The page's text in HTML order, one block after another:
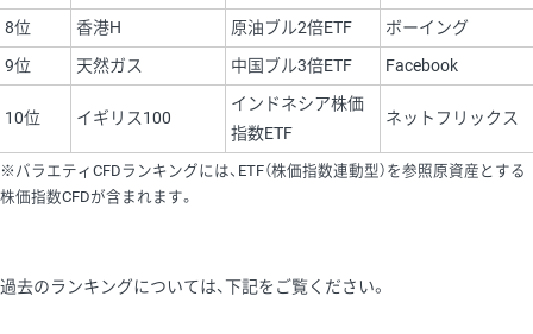
8位 香港H 原油ブル2倍ETF
ボーイング
9位
天然ガス 中国ブル3倍ETF Facebook
10位 イギリス100
インドネシア株価
指数ETF
ネットフリックス
※バラエティCFDランキングには、ETF（株価指数連動型）を参照原資産とする
株価指数CFDが含まれます。
過去のランキングについては、下記をご覧ください。